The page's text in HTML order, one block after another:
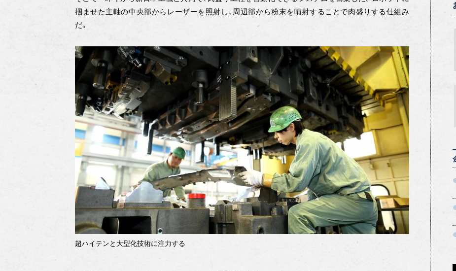
掴ませた主軸の中央部からレーザーを照射し、周辺部から粉末を噴射することで肉盛りする仕組み
だ。
超ハイテンと大型化技術に注力する